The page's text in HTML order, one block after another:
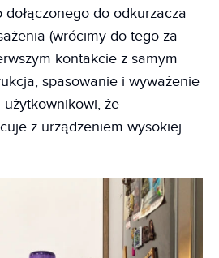
do odkurzacza
(wrócimy do tego za
kontakcie z samym
spasowanie i wyważenie
że
z urządzeniem wysokiej